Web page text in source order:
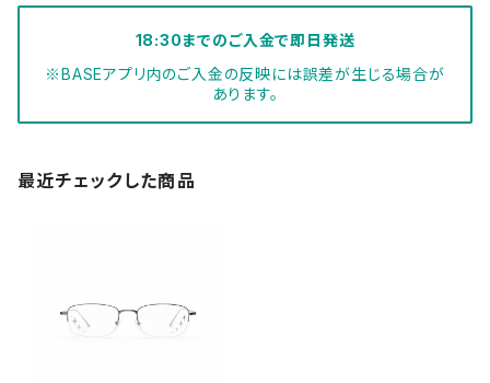
18:30までのご入金で即日発送
※BASEアプリ内のご入金の反映には誤差が生じる場合が
あります。
最近チェックした商品